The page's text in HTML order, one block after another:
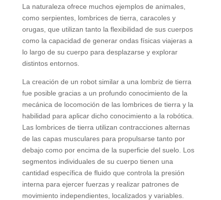
La naturaleza ofrece muchos ejemplos de animales,
como serpientes, lombrices de tierra, caracoles y
orugas, que utilizan tanto la flexibilidad de sus cuerpos
como la capacidad de generar ondas físicas viajeras a
lo largo de su cuerpo para desplazarse y explorar
distintos entornos.
La creación de un robot similar a una lombriz de tierra
fue posible gracias a un profundo conocimiento de la
mecánica de locomoción de las lombrices de tierra y la
habilidad para aplicar dicho conocimiento a la robótica.
Las lombrices de tierra utilizan contracciones alternas
de las capas musculares para propulsarse tanto por
debajo como por encima de la superficie del suelo. Los
segmentos individuales de su cuerpo tienen una
cantidad específica de fluido que controla la presión
interna para ejercer fuerzas y realizar patrones de
movimiento independientes, localizados y variables.